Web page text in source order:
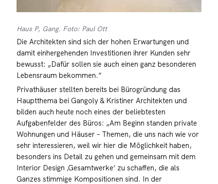
Haus P, Gang. Foto: Paul Ott
Die Architekten sind sich der hohen Erwartungen und
damit einhergehenden Investitionen ihrer Kunden sehr
bewusst: „Dafür sollen sie auch einen ganz besonderen
Lebensraum bekommen.“
Privathäuser stellten bereits bei Bürogründung das
Hauptthema bei Gangoly & Kristiner Architekten und
bilden auch heute noch eines der beliebtesten
Aufgabenfelder des Büros: „Am Beginn standen private
Wohnungen und Häuser – Themen, die uns nach wie vor
sehr interessieren, weil wir hier die Möglichkeit haben,
besonders ins Detail zu gehen und gemeinsam mit dem
Interior Design ‚Gesamtwerke‘ zu schaffen, die als
Ganzes stimmige Kompositionen sind. In der